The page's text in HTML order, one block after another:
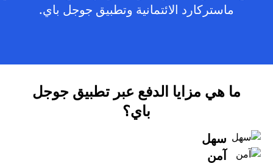
ماستركارد الائتمانية وتطبيق جوجل باي.
ما هي مزايا الدفع عبر تطبيق جوجل
باي؟
سهل
آمن